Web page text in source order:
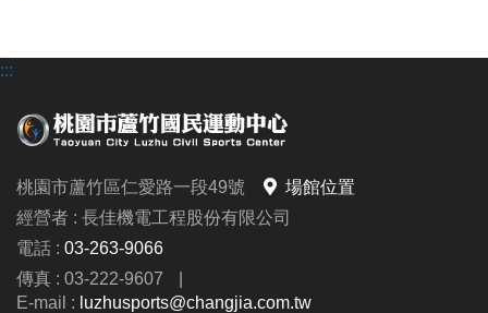
:::
桃園市蘆竹區仁愛路一段49號
場館位置
經營者 : 長佳機電工程股份有限公司
電話 : 03-263-9066
傳真 : 03-222-9607
|
E-mail : luzhusports@changjia.com.tw